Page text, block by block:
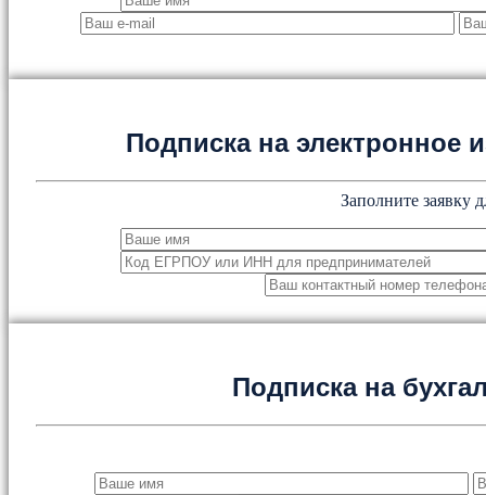
Подписка на электронное
Заполните заявку
Подписка на